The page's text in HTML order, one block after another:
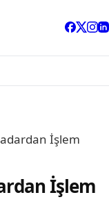
İşlem
İşlem